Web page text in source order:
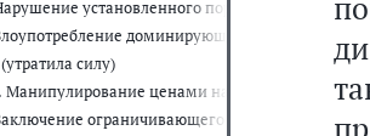
установленного порядка сбора,
доминирующим положением
силу)
Манипулирование ценами на оптовом и (или)
ограничивающего конкуренцию